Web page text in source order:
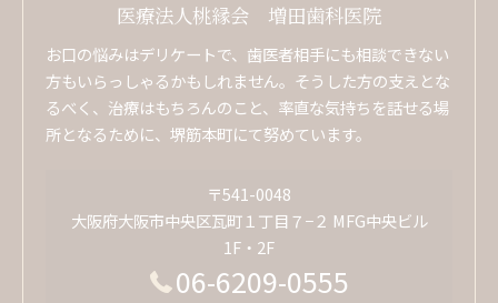
医療法人桃縁会 増田歯科医院
お口の悩みはデリケートで、歯医者相手にも相談できない
方もいらっしゃるかもしれません。そうした方の支えとな
るべく、治療はもちろんのこと、率直な気持ちを話せる場
所となるために、堺筋本町にて努めています。
〒541-0048
大阪府大阪市中央区瓦町１丁目７−２ MFG中央ビル
1F・2F
06-6209-0555